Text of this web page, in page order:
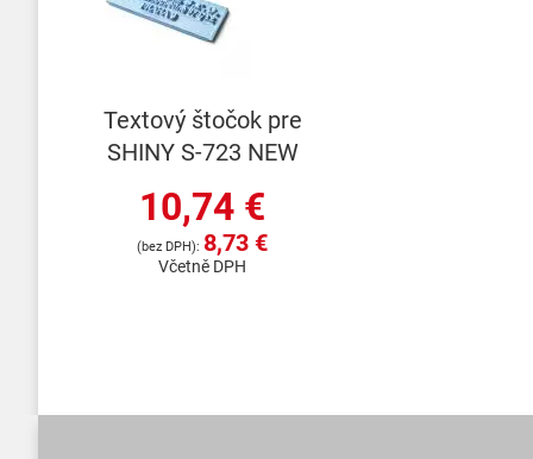
Textový štočok pre
SHINY S-723 NEW
10,74 €
8,73 €
Včetně DPH